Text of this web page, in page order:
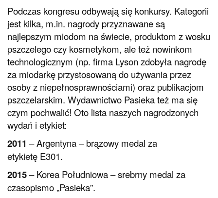
Podczas kongresu odbywają się konkursy. Kategorii
jest kilka, m.in. nagrody przyznawane są
najlepszym miodom na świecie, produktom z wosku
pszczelego czy kosmetykom, ale też nowinkom
technologicznym (np. firma Lyson zdobyła nagrodę
za miodarkę przystosowaną do używania przez
osoby z niepełnosprawnościami) oraz publikacjom
pszczelarskim. Wydawnictwo Pasieka też ma się
czym pochwalić! Oto lista naszych nagrodzonych
wydań i etykiet:
2011 – Argentyna – brązowy medal za
etykietę E301.
2015– Korea Południowa – srebrny medal za
czasopismo „Pasieka”.